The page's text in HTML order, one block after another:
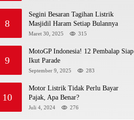
8
Segini Besaran Tagihan Listrik
Masjidil Haram Setiap Bulannya
Maret 30, 2025 315
9
MotoGP Indonesia! 12 Pembalap Siap
Ikut Parade
September 9, 2025 283
10
Motor Listrik Tidak Perlu Bayar
Pajak, Apa Benar?
Juli 4, 2024 276